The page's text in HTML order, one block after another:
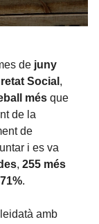
de juny
Social ,
més que
de la
de
i es va
, 255 més
.
amb